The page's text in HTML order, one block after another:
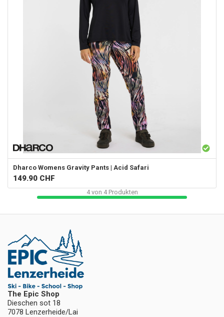
Dharco Womens Gravity Pants | Acid Safari
149.90 CHF
4von 4Produkten
The Epic Shop
Dieschen sot 18
7078 Lenzerheide/Lai